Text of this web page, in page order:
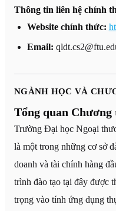
Thông tin liên hệ chính
Website chính thức:
Email:
NGÀNH HỌC VÀ
Tổng quan
Trường Đại học Ngoại
là một trong những cơ sở
doanh và tài chính hàng
trình đào tạo tại đây được
trọng vào tính ứng dụng